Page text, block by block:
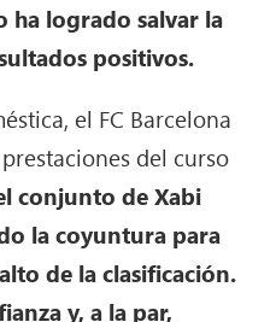
ha logrado salvar la
positivos.
el FC Barcelona
del curso
conjunto de Xabi
la coyuntura para
de la clasificación.
y, a la par,